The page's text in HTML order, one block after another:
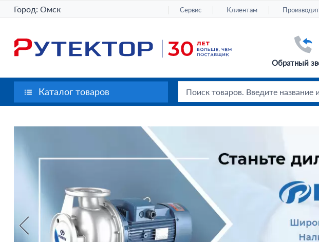
Город: Омск Сервис Клиентам
Обратный
Каталог товаров